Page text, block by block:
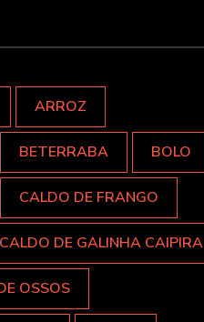
ARROZ
BETERRABA BOLO
CALDO DE FRANGO
CALDO DE GALINHA CAIPIRA
OSSOS